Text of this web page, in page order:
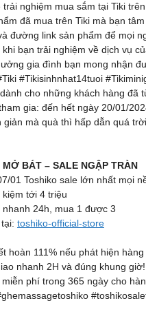
trải nghiệm mua sắm tại Tiki
đã mua trên Tiki mà bạn
đường link sản phẩm để mọi
bạn trải nghiệm về dịch vụ
gia đình bạn mong nhận
#Tikisinhnhat14tuoi
cho những khách hàng đã
gia: đến hết ngày 20/01/
giản mà quà thì hấp dẫn quá
BÁT – SALE NGẬP TRÀN
01 Toshiko sale lớn nhất mọi
kiệm tới 4 triệu
nhanh 24h, mua 1 được 3
toshiko-official-store
hoàn 111% nếu phát hiện hàng
nhanh 2H và đúng khung giờ!
miễn phí trong 365 ngày cho